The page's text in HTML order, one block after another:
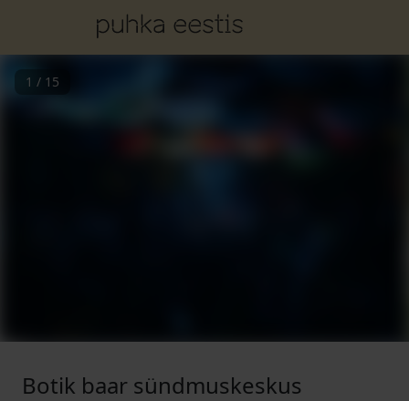
1 / 15
Botik baar sündmuskeskus